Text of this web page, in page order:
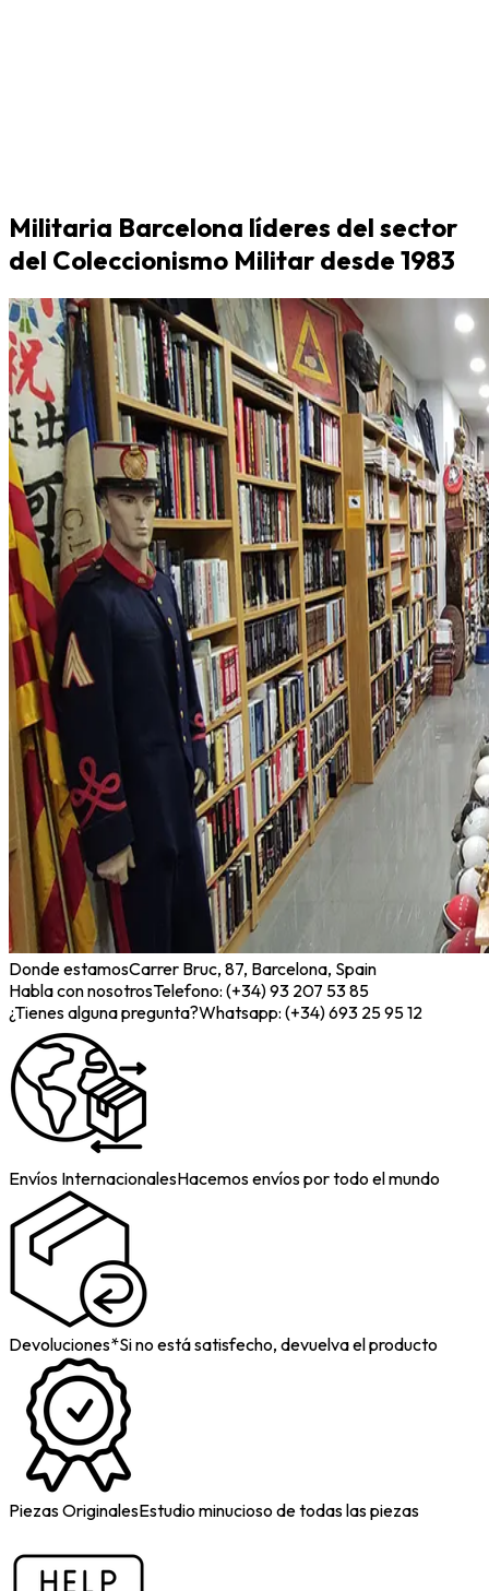
Militaria Barcelona líderes del sector
del Coleccionismo Militar desde 1983
Donde estamosCarrer Bruc, 87, Barcelona, Spain
Habla con nosotrosTelefono: (+34) 93 207 53 85
¿Tienes alguna pregunta?Whatsapp: (+34) 693 25 95 12
Envíos InternacionalesHacemos envíos por todo el mundo
Devoluciones*Si no está satisfecho, devuelva el producto
Piezas OriginalesEstudio minucioso de todas las piezas